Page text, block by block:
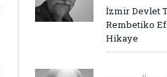
İzmir Devlet
Rembetiko
Hikaye